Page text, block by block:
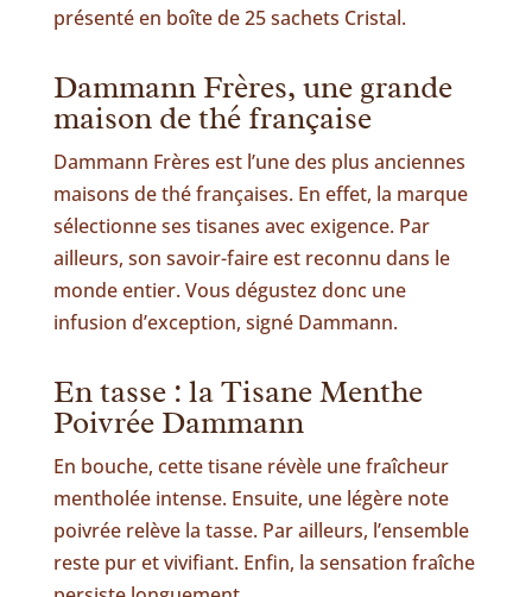
présenté en boîte de 25 sachets Cristal.
Dammann Frères, une grande
maison de thé française
Dammann Frères est l’une des plus anciennes
maisons de thé françaises. En effet, la marque
sélectionne ses tisanes avec exigence. Par
ailleurs, son savoir-faire est reconnu dans le
monde entier. Vous dégustez donc une
infusion d’exception, signé Dammann.
En tasse : la Tisane Menthe
Poivrée Dammann
En bouche, cette tisane révèle une fraîcheur
mentholée intense. Ensuite, une légère note
poivrée relève la tasse. Par ailleurs, l’ensemble
reste pur et vivifiant. Enfin, la sensation fraîche